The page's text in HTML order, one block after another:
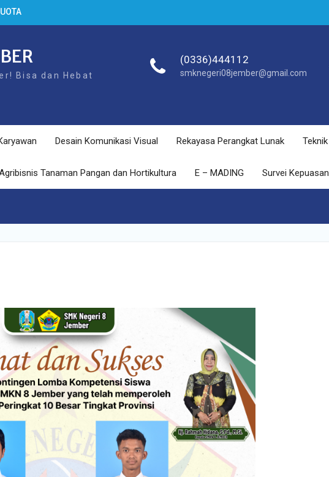
Bisa dan Hebat
(0336)444112
smknegeri08jember@gmail.com
Desain Komunikasi Visual Rekayasa Perangkat Lunak
Tanaman Pangan dan Hortikultura E – MADING Survei